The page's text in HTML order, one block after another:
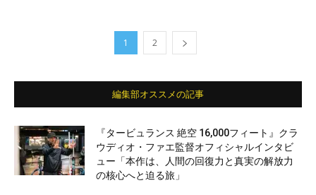
1 2
編集部オススメの記事
『タービュランス 絶空 16,000フィート』クラ
ウディオ・ファエ監督オフィシャルインタビ
ュー「本作は、人間の回復力と真実の解放力
の核心へと迫る旅」